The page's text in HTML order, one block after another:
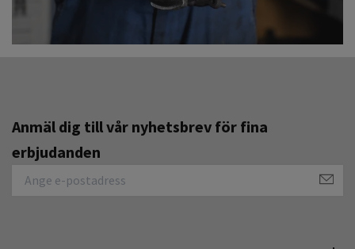
Anmäl dig till vår nyhetsbrev för fina
erbjudanden